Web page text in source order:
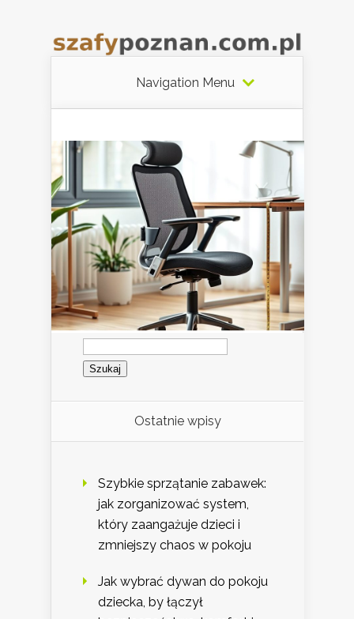
Navigation Menu
Szukaj:
Ostatnie wpisy
Szybkie sprzątanie zabawek:
jak zorganizować system,
który zaangażuje dzieci i
zmniejszy chaos w pokoju
Jak wybrać dywan do pokoju
dziecka, by łączył